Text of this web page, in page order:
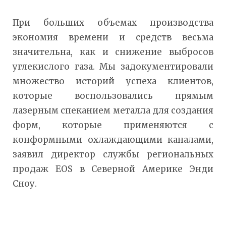
При больших объемах производства
экономия времени и средств весьма
значительна, как и снижение выбросов
углекислого газа. Мы задокументировали
множество историй успеха клиентов,
которые воспользовались прямым
лазерным спеканием металла для создания
форм, которые применяются с
конформными охлаждающими каналами,
заявил директор службы региональных
продаж EOS в Северной Америке Энди
Сноу.